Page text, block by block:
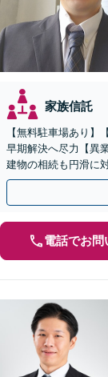
家族信託
【無料駐車場あり
早期解決へ尽力【異
建物の相続も円滑に
相続を目指します【
電話でお問